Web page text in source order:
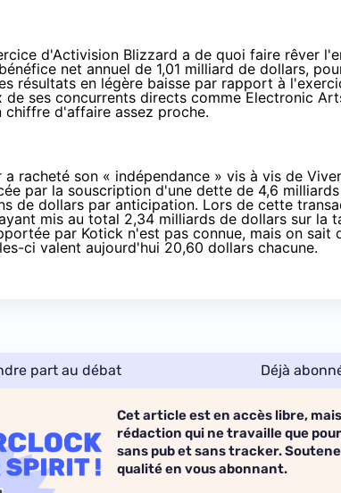
d'Activision Blizzard a de quoi faire rêver
net annuel de 1,01 milliard de dollars,
résultats en légère baisse par rapport à
de ses concurrents directs comme Electronic
chiffre d'affaire assez proche.
racheté son « indépendance » vis à vis de
par la souscription d'une dette de 4,6
de dollars par anticipation. Lors de cette
mis au total 2,34 milliards de dollars sur la
par Kotick n'est pas connue, mais on sait
ci valent aujourd'hui 20,60 dollars chacune.
part au débat Déjà
Cet article est en accès libre,
rédaction qui ne travaille que
sans pub et sans tracker.
qualité en vous abonnant.